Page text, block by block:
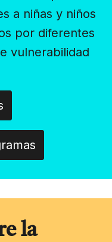
a niñas y niños
por diferentes
vulnerabilidad
la